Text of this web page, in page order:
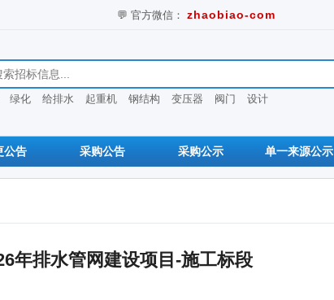
💬 官方微信： zhaobiao-com
绿化 给排水 起重机 钢结构 变压器 阀门 设计
公告 采购公告 采购公示 单一来源公示
年排水管网建设项目-施工标段